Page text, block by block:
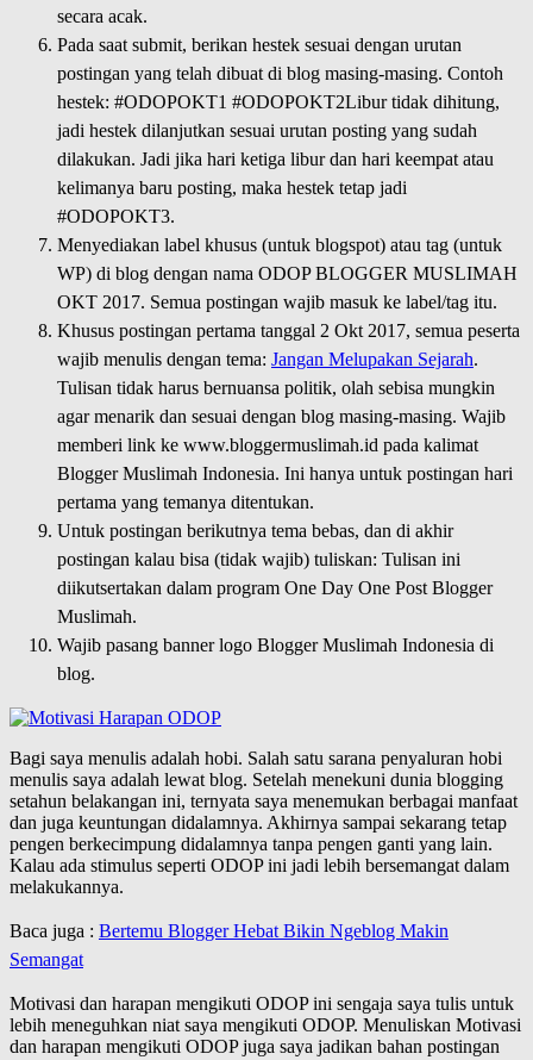
secara acak.
Pada saat submit, berikan hestek sesuai dengan urutan
postingan yang telah dibuat di blog masing-masing. Contoh
hestek: #ODOPOKT1 #ODOPOKT2Libur tidak dihitung,
jadi hestek dilanjutkan sesuai urutan posting yang sudah
dilakukan. Jadi jika hari ketiga libur dan hari keempat atau
kelimanya baru posting, maka hestek tetap jadi
#ODOPOKT3.
Menyediakan label khusus (untuk blogspot) atau tag (untuk
WP) di blog dengan nama ODOP BLOGGER MUSLIMAH
OKT 2017. Semua postingan wajib masuk ke label/tag itu.
Khusus postingan pertama tanggal 2 Okt 2017, semua peserta
wajib menulis dengan tema: Jangan Melupakan Sejarah.
Tulisan tidak harus bernuansa politik, olah sebisa mungkin
agar menarik dan sesuai dengan blog masing-masing. Wajib
memberi link ke www.bloggermuslimah.id pada kalimat
Blogger Muslimah Indonesia. Ini hanya untuk postingan hari
pertama yang temanya ditentukan.
Untuk postingan berikutnya tema bebas, dan di akhir
postingan kalau bisa (tidak wajib) tuliskan: Tulisan ini
diikutsertakan dalam program One Day One Post Blogger
Muslimah.
Wajib pasang banner logo Blogger Muslimah Indonesia di
blog.
Bagi saya menulis adalah hobi. Salah satu sarana penyaluran hobi
menulis saya adalah lewat blog. Setelah menekuni dunia blogging
setahun belakangan ini, ternyata saya menemukan berbagai manfaat
dan juga keuntungan didalamnya. Akhirnya sampai sekarang tetap
pengen berkecimpung didalamnya tanpa pengen ganti yang lain.
Kalau ada stimulus seperti ODOP ini jadi lebih bersemangat dalam
melakukannya.
Baca juga : Bertemu Blogger Hebat Bikin Ngeblog Makin
Semangat
Motivasi dan harapan mengikuti ODOP ini sengaja saya tulis untuk
lebih meneguhkan niat saya mengikuti ODOP. Menuliskan Motivasi
dan harapan mengikuti ODOP juga saya jadikan bahan postingan